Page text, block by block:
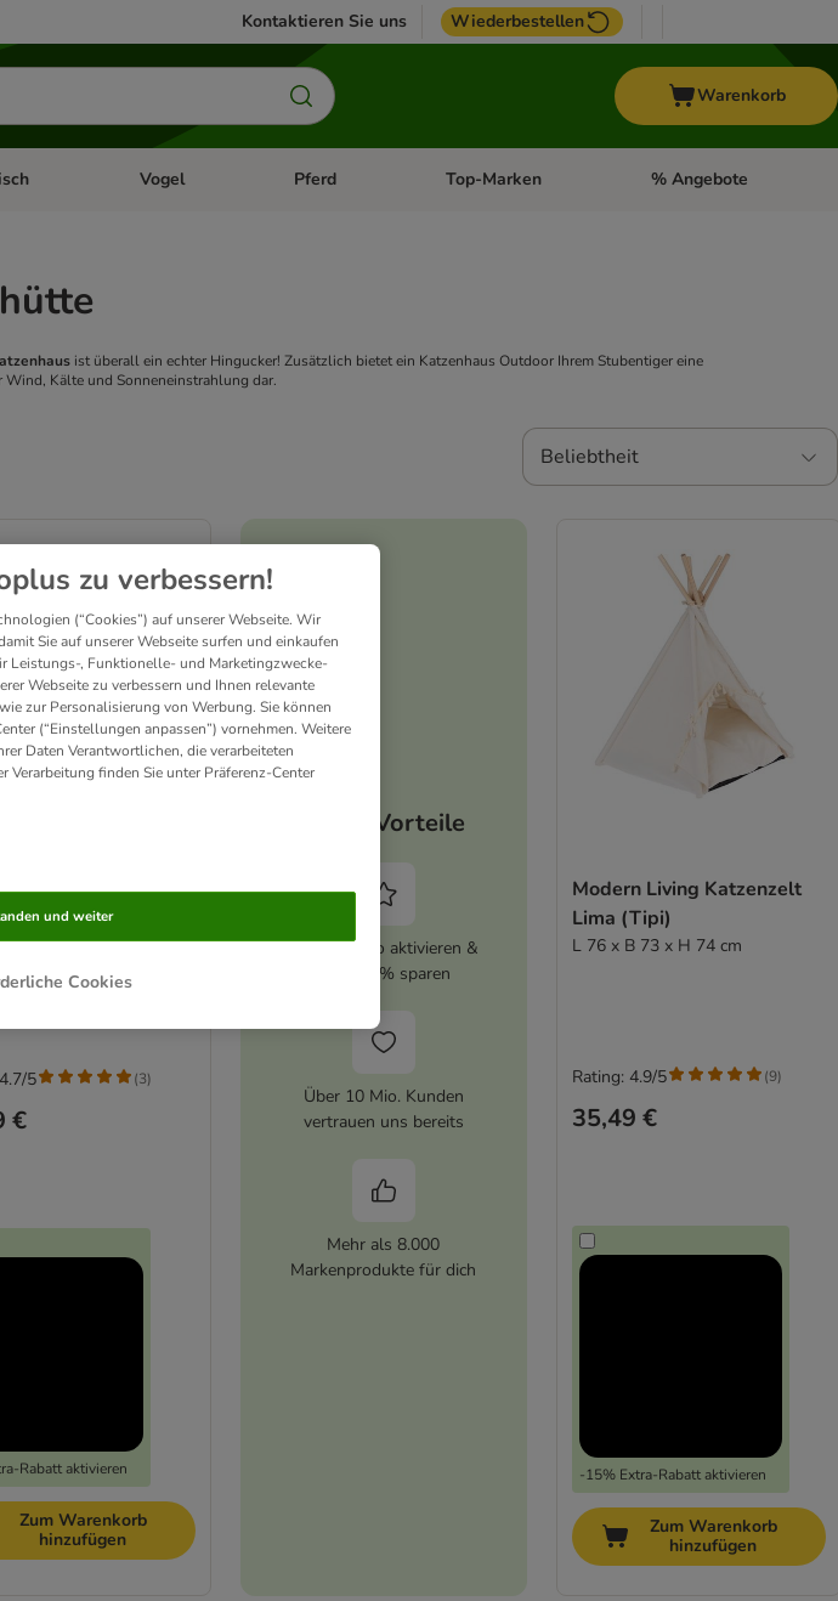
Kontaktieren Sie uns Wiederbestellen
Warenkorb
& Zubehör
Menü öffnen: KleintierKategorie-Menü öffnen: Fisch
Vogel Kategorie-Menü öffnen: Vogel
Pferd Kategorie-Menü öffnen: Pferd
Top-Marken Kategorie-Menü öffnen:
% Angebote
ist überall ein echter Hingucker! Zusätzlich bietet ein Katzenhaus Outdoor Ihrem Stubentiger eine
Kälte und Sonneneinstrahlung dar.
Beliebtheit
Living San
Kratzmöbel zur
€
Rabatt aktivieren
5 (3)
Zum Warenkorb
hinzufügen
Deine Vorteile
zooplus Abo aktivieren &
immer 5% sparen
Über 10 Mio. Kunden
vertrauen uns bereits
Mehr als 8.000
Markenprodukte für dich
Modern Living Katzenzelt
Lima (Tipi)
L 76 x B 73 x H 74 cm
35,49 €
-15% Extra-Rabatt aktivieren
Rating: 4.9/5 (9)
Zum Warenkorb
hinzufügen
zu verbessern!
(“Cookies”) auf unserer Webseite. Wir
Sie auf unserer Webseite surfen und einkaufen
Leistungs-, Funktionelle- und Marketingzwecke-
Webseite zu verbessern und Ihnen relevante
zur Personalisierung von Werbung. Sie können
(“Einstellungen anpassen”) vornehmen. Weitere
Daten Verantwortlichen, die verarbeiteten
Verarbeitung finden Sie unter Präferenz-Center
Cookies
und weiter